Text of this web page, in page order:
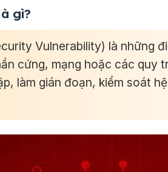
gì?
Vulnerability) là những
cứng, mạng hoặc các quy
làm gián đoạn, kiểm soát